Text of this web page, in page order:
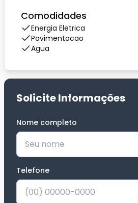
Comodidades
Energia Eletrica
Pavimentacao
Agua
Solicite Informações
Nome completo
Telefone